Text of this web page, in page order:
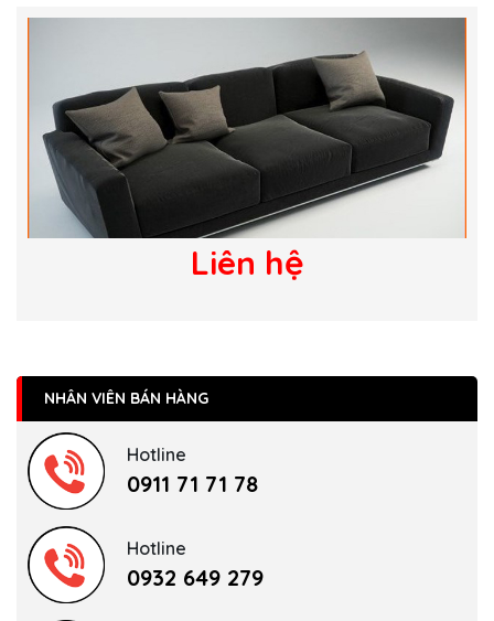
Liên hệ
NHÂN VIÊN BÁN HÀNG
Hotline
0911 71 71 78
Hotline
0932 649 279